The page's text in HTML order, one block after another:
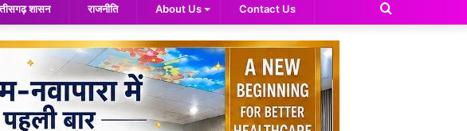
शासन राजनीति About Us Contact Us
Search